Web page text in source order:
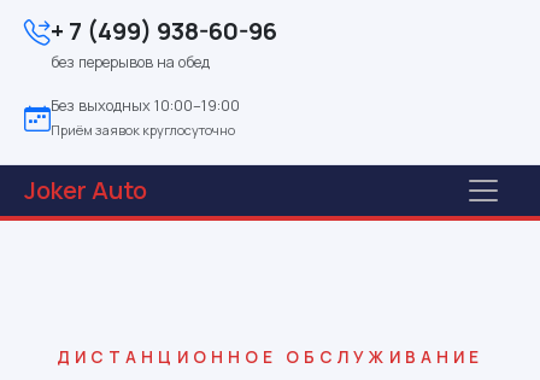
+ 7 (499) 938-60-96
без перерывов на обед
Без выходных 10:00–19:00
Приём заявок круглосуточно
JokerAuto
ДИСТАНЦИОННОЕ ОБСЛУЖИВАНИЕ